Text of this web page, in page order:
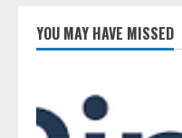
「AIコ
ーチ」
YOU MAY HAVE MISSED